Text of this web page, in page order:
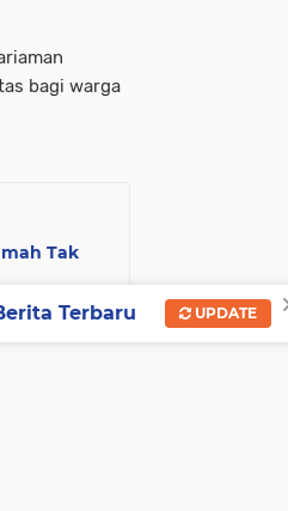
bagi warga
Tak
Terbaru UPDATE